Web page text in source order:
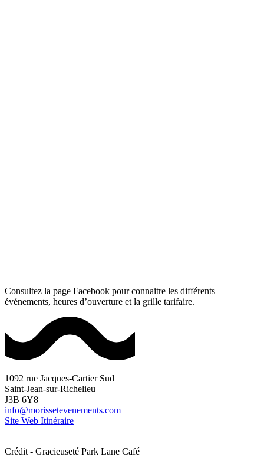
Consultez la page Facebook pour connaitre les différents
événements, heures d’ouverture et la grille tarifaire.
1092 rue Jacques-Cartier Sud
Saint-Jean-sur-Richelieu
J3B 6Y8
info@morissetevenements.com
Site Web Itinéraire
Crédit - Gracieuseté Park Lane Café